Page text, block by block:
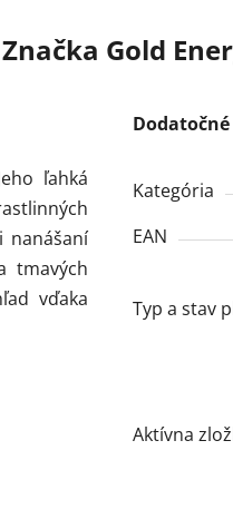
Značka Gold
ľahká
nanášaní
tmavých
vďaka
Kategória
EAN
Typ a stav
Aktívna